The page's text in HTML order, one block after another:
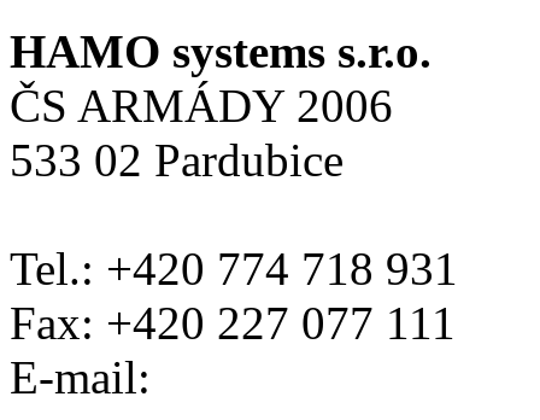
HAMO systems s.r.o.
ČS ARMÁDY 2006
533 02 Pardubice
Tel.: +420 774 718 931
Fax: +420 227 077 111
E-mail: